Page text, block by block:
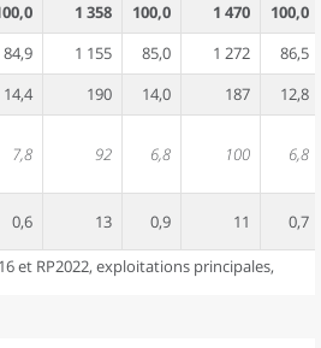
1 358 100,0 1 470
100,0
84,9 1 155 85,0 1 272
86,5
14,4 190 14,0 187
12,8
7,8 92 6,8 100 6,8
0,6 13 0,9 11 0,7
et RP2022, exploitations principales,